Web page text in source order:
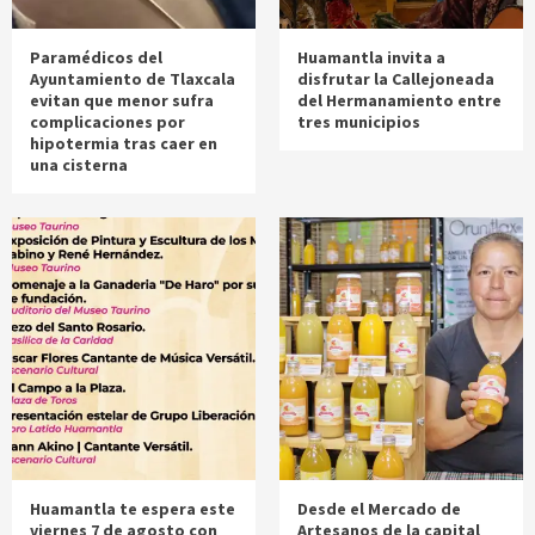
Paramédicos del
Ayuntamiento de Tlaxcala
evitan que menor sufra
complicaciones por
hipotermia tras caer en
una cisterna
Huamantla invita a
disfrutar la Callejoneada
del Hermanamiento entre
tres municipios
Huamantla te espera este
viernes 7 de agosto con
Desde el Mercado de
Artesanos de la capital